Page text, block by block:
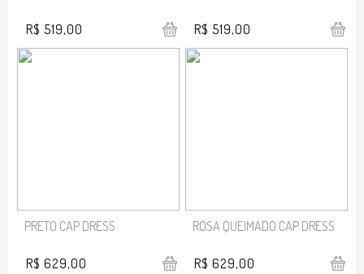
R$ 519,00 R$ 519,00
PRETO CAP DRESS
R$ 629,00
ROSA QUEIMADO CAP DRESS
R$ 629,00